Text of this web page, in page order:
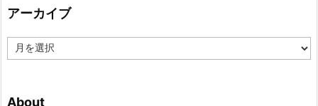
ー
アーカイブ
ー
ブ
About